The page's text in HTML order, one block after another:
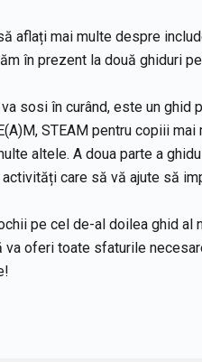
aflați mai multe despre
în prezent la două ghiduri
sosi în curând, este un
STEAM pentru copiii
altele. A doua parte a
care să vă ajute să
pe cel de-al doilea ghid al
va oferi toate sfaturile